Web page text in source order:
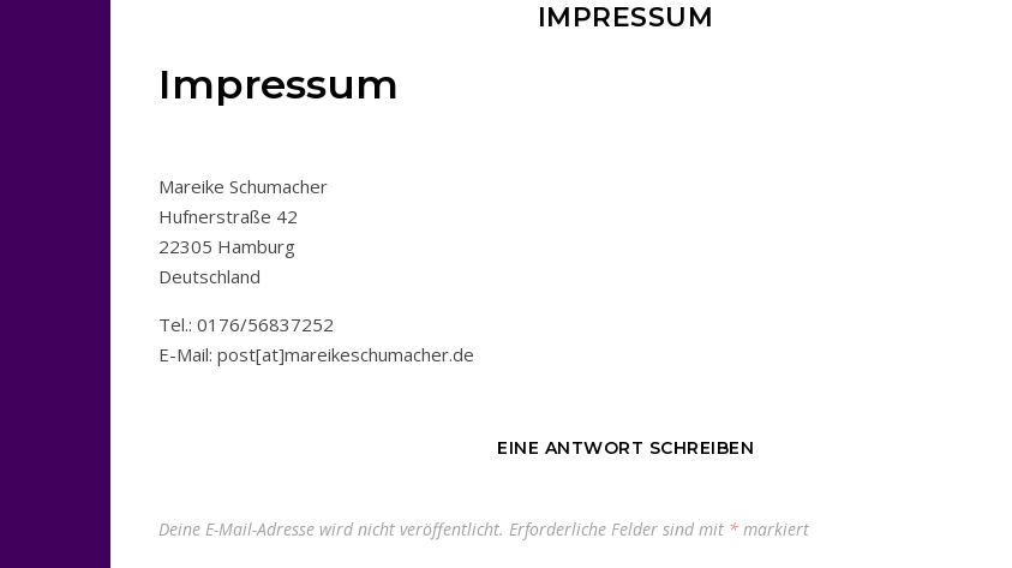
IMPRESSUM
Impressum
Mareike Schumacher
Hufnerstraße 42
22305 Hamburg
Deutschland
Tel.: 0176/56837252
E-Mail: post[at]mareikeschumacher.de
EINE ANTWORT SCHREIBEN
Deine E-Mail-Adresse wird nicht veröffentlicht. Erforderliche Felder sind mit * markiert